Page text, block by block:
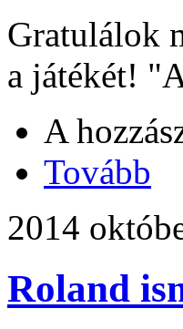
Gratulálok
a játékét!
A
Tovább
2014
Roland